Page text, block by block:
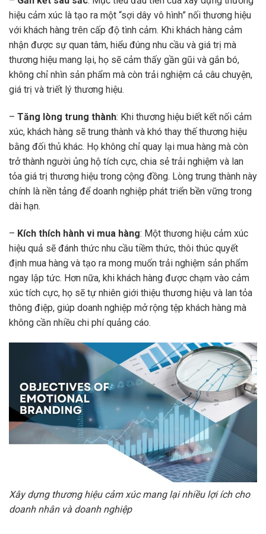
hiệu cảm xúc là tạo ra một “sợi dây vô hình” nối thương hiệu
với khách hàng trên cấp độ tình cảm. Khi khách hàng cảm
nhận được sự quan tâm, hiểu đúng nhu cầu và giá trị mà
thương hiệu mang lại, họ sẽ cảm thấy gần gũi và gắn bó,
không chỉ nhìn sản phẩm mà còn trải nghiệm cả câu chuyện,
giá trị và triết lý thương hiệu.
– Tăng lòng trung thành: Khi thương hiệu biết kết nối cảm
xúc, khách hàng sẽ trung thành và khó thay thế thương hiệu
bằng đối thủ khác. Họ không chỉ quay lại mua hàng mà còn
trở thành người ủng hộ tích cực, chia sẻ trải nghiệm và lan
tỏa giá trị thương hiệu trong cộng đồng. Lòng trung thành này
chính là nền tảng để doanh nghiệp phát triển bền vững trong
dài hạn.
– Kích thích hành vi mua hàng: Một thương hiệu cảm xúc
hiệu quả sẽ đánh thức nhu cầu tiềm thức, thôi thúc quyết
định mua hàng và tạo ra mong muốn trải nghiệm sản phẩm
ngay lập tức. Hơn nữa, khi khách hàng được chạm vào cảm
xúc tích cực, họ sẽ tự nhiên giới thiệu thương hiệu và lan tỏa
thông điệp, giúp doanh nghiệp mở rộng tệp khách hàng mà
không cần nhiều chi phí quảng cáo.
Xây dựng thương hiệu cảm xúc mang lại nhiều lợi ích cho
doanh nhân và doanh nghiệp